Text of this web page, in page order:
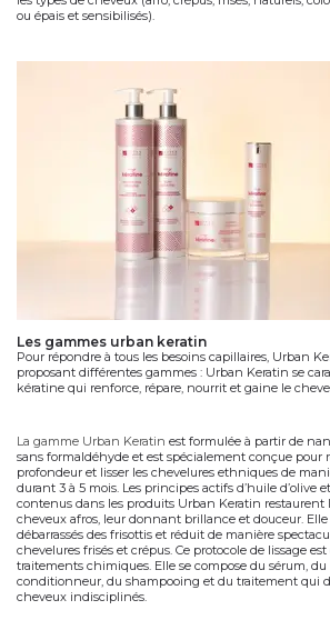
ou épais et sensibilisés).
les gammes urban keratin
Pour répondre à tous les besoins capillaires, Urban
proposant différentes gammes : Urban Keratin se
kératine qui renforce, répare, nourrit et gaine le
La gamme Urban Keratin est formulée à partir de
sans formaldéhyde et est spécialement conçue pour
profondeur et lisser les chevelures ethniques de
durant 3 à 5 mois. Les principes actifs d’huile d’olive
contenus dans les produits Urban Keratin restaurent
cheveux afros, leur donnant brillance et douceur. Elle
débarrassés des frisottis et réduit de manière
chevelures frisés et crépus. Ce protocole de lissage
traitements chimiques. Elle se compose du sérum, du
conditionneur, du shampooing et du traitement qui
cheveux indisciplinés.